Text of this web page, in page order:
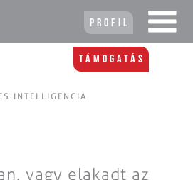
Profil
Támogatás
INTELLIGENCIA
vagy elakadt az